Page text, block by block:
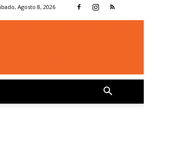
Agosto 8, 2026